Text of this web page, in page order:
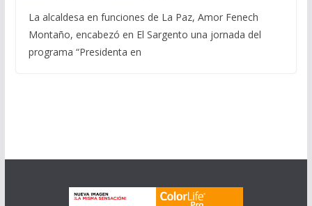
La alcaldesa en funciones de La Paz, Amor Fenech
Montaño, encabezó en El Sargento una jornada del
programa “Presidenta en